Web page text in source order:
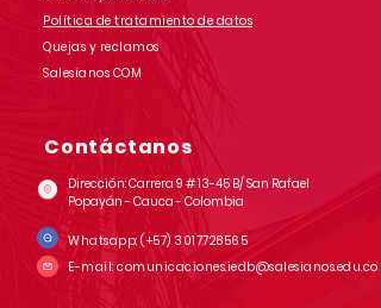
Política de tratamiento de datos
Quejas y reclamos
Salesianos COM
Contáctanos
Dirección: Carrera 9 # 13-45 B/ San Rafael
Popayán - Cauca - Colombia
Whatsapp: (+57) 3017728565
E-mail: comunicaciones.iedb@salesianos.edu.co